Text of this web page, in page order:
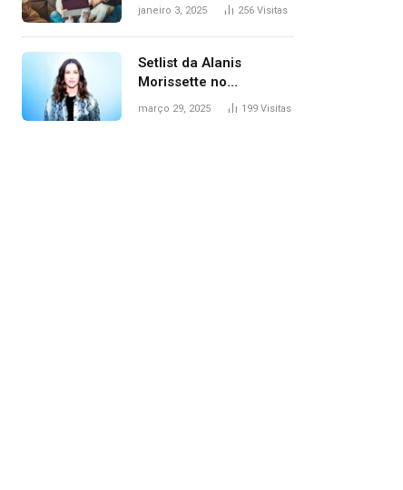
janeiro 3, 2025 256 Visitas
Setlist da Alanis
Morissette no
Lollapalooza: veja
março 29, 2025 199 Visitas